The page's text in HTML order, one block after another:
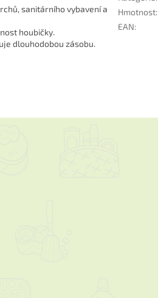
sanitárního vybavení a
houbičky.
dlouhodobou zásobu.
Hmotnost:
EAN: